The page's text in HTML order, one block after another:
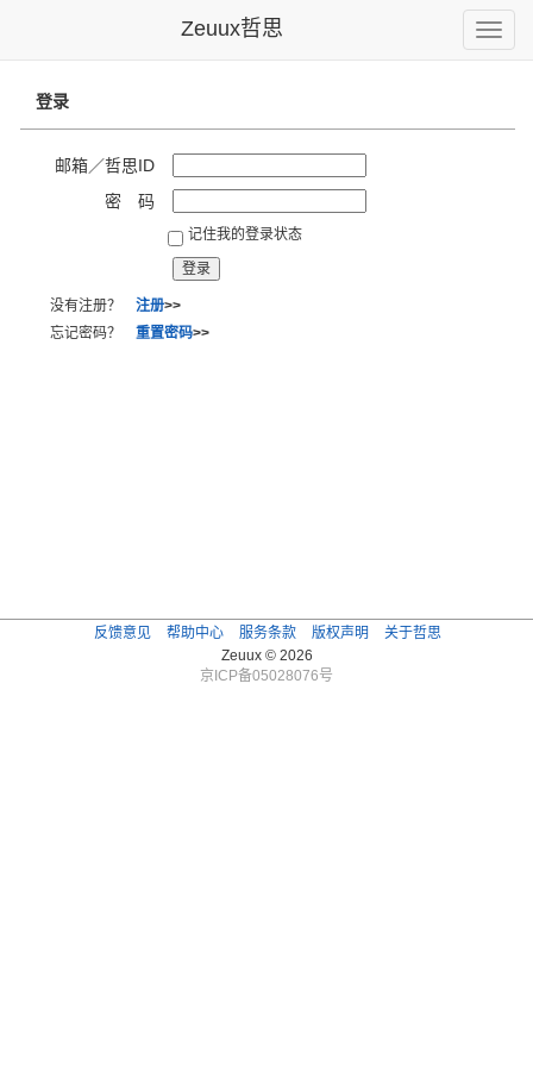
Toggle
Zeuux哲思
登录
邮箱／哲思ID
密 码
记住我的登录状态
没有注册？ 注册>>
忘记密码？ 重置密码>>
反馈意见 帮助中心 服务条款 版权声明
关于哲思
Zeuux © 2026
京ICP备05028076号